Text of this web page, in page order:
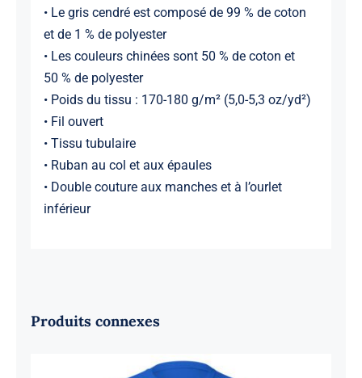
• Le gris cendré est composé de 99 % de coton
et de 1 % de polyester
• Les couleurs chinées sont 50 % de coton et
50 % de polyester
• Poids du tissu : 170-180 g/m² (5,0-5,3 oz/yd²)
• Fil ouvert
• Tissu tubulaire
• Ruban au col et aux épaules
• Double couture aux manches et à l’ourlet
inférieur
Produits connexes